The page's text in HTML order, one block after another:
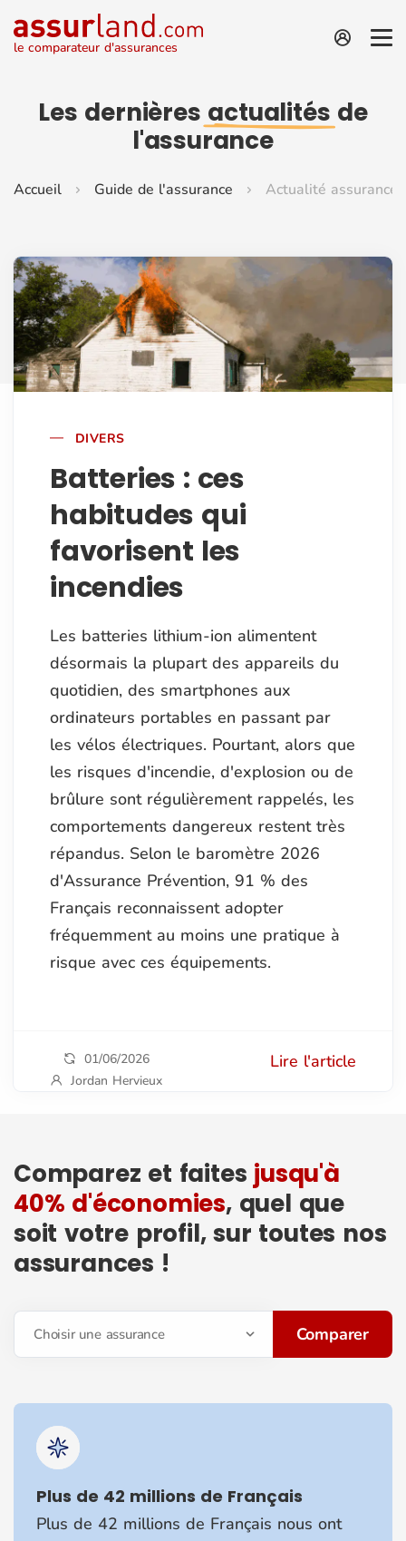
le comparateur d'assurances
Les dernières actualités de
l'assurance
Accueil Guide de l'assurance Actualité assurance
DIVERS
Batteries : ces
habitudes qui
favorisent les
incendies
Les batteries lithium-ion alimentent
désormais la plupart des appareils du
quotidien, des smartphones aux
ordinateurs portables en passant par
les vélos électriques. Pourtant, alors que
les risques d'incendie, d'explosion ou de
brûlure sont régulièrement rappelés, les
comportements dangereux restent très
répandus. Selon le baromètre 2026
d'Assurance Prévention, 91 % des
Français reconnaissent adopter
fréquemment au moins une pratique à
risque avec ces équipements.
01/06/2026
Jordan Hervieux
Lire l'article
Plus de 42 millions de Français
Plus de 42 millions de Français nous ont
Comparez et faites jusqu'à
40% d'économies, quel que
soit votre profil, sur toutes nos
assurances !
Choisir une assurance Comparer